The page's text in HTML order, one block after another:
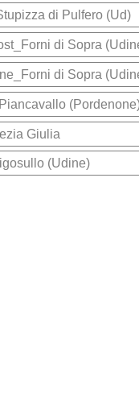
di Pulfero (Ud)
di Sopra
di Sopra
Giulia
(Udine)